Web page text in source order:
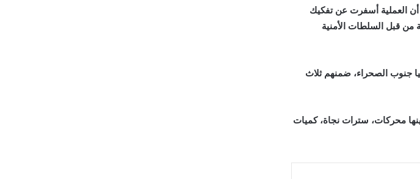
العملية أسفرت عن تفكيك
قبل السلطات الأمنية
11 آسيويًا و52 شخصًا من دول إفريقيا جنوب الصحراء، ضمنهم ثلاث
محركات، سترات نجاة، كميات